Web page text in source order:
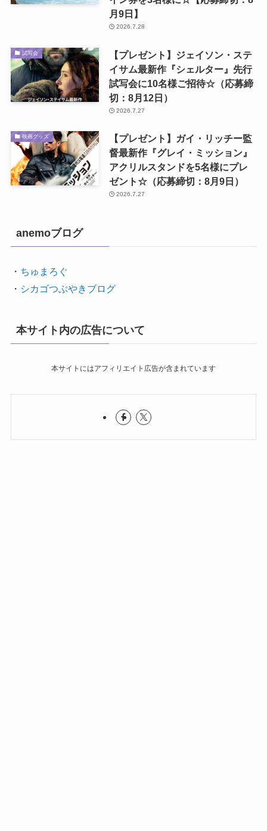
月9日】
2026.7.28
試写会
【プレゼント】ジェイソン・ステ
イサム最新作『シェルター』先行
試写会に10名様ご招待☆（応募締
切：8月12日）
2026.7.27
映画グッズ
【プレゼント】ガイ・リッチー監
督最新作『グレイ・ミッション』
アクリルスタンドを5名様にプレ
ゼント☆（応募締切：8月9日）
2026.7.27
anemoブログ
・ ちゅまろぐ
・ シカゴつぶやきブログ
本サイト内の広告について
本サイトにはアフィリエイト広告が含まれています